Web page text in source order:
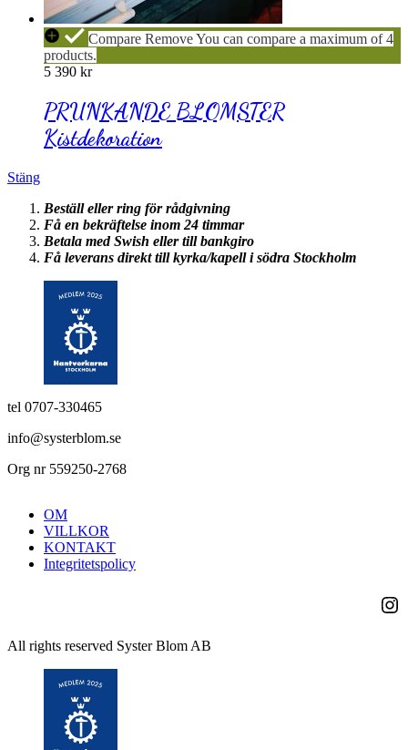
PRUNKANDE
BLOMSTER
Kistdekoration
CompareRemoveYou can compare a maximum of 4
products.
5 390 kr
PRUNKANDE BLOMSTER
Kistdekoration
Stäng
Beställ eller ring för rådgivning
Få en bekräftelse inom 24 timmar
Betala med Swish eller till bankgiro
Få leverans direkt till kyrka/kapell i södra Stockholm
tel 0707-330465
info@systerblom.se
Org nr 559250-2768
OM
VILLKOR
KONTAKT
Integritetspolicy
All rights reserved Syster Blom AB